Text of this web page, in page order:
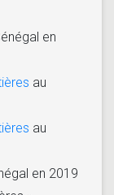
en
au
au
en 2019